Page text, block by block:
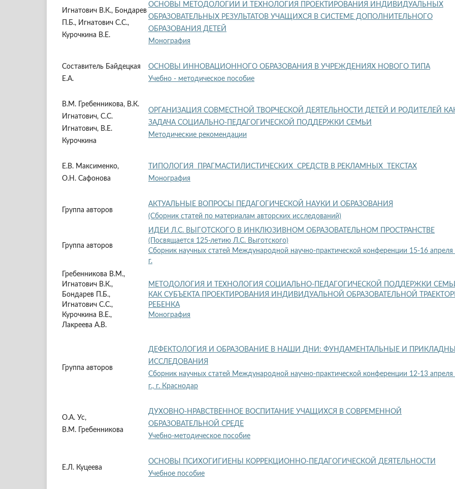
Игнатович В.К., Бондарев
П.Б., Игнатович С.С.,
Курочкина В.Е.
ОСНОВЫ МЕТОДОЛОГИИ И ТЕХНОЛОГИЯ ПРОЕКТИРОВАНИЯ ИНДИВИДУАЛЬНЫХ
ОБРАЗОВАТЕЛЬНЫХ РЕЗУЛЬТАТОВ УЧАЩИХСЯ В СИСТЕМЕ ДОПОЛНИТЕЛЬНОГО
ОБРАЗОВАНИЯ ДЕТЕЙ
Монография
Составитель Байдецкая
Е.А.
ОСНОВЫ ИННОВАЦИОННОГО ОБРАЗОВАНИЯ В УЧРЕЖДЕНИЯХ НОВОГО ТИПА
Учебно - методическое пособие
В.М. Гребенникова, В.К.
Игнатович, С.С.
Игнатович, В.Е.
Курочкина
ОРГАНИЗАЦИЯ СОВМЕСТНОЙ ТВОРЧЕСКОЙ ДЕЯТЕЛЬНОСТИ ДЕТЕЙ И РОДИТЕЛЕЙ
ЗАДАЧА СОЦИАЛЬНО-ПЕДАГОГИЧЕСКОЙ ПОДДЕРЖКИ СЕМЬИ
Методические рекомендации
Е.В. Максименко,
О.Н. Сафонова
ТИПОЛОГИЯ ПРАГМАСТИЛИСТИЧЕСКИХ СРЕДСТВ В РЕКЛАМНЫХ ТЕКСТАХ
Монография
Группа авторов
АКТУАЛЬНЫЕ ВОПРОСЫ ПЕДАГОГИЧЕСКОЙ НАУКИ И ОБРАЗОВАНИЯ
(Сборник статей по материалам авторских исследований)
Группа авторов
ИДЕИ Л.С. ВЫГОТСКОГО В ИНКЛЮЗИВНОМ ОБРАЗОВАТЕЛЬНОМ ПРОСТРАНСТВЕ
(Посвящается 125-летию Л.С. Выготского)
Сборник научных статей Международной научно-практической конференции 15-16 апреля
г.
Гребенникова В.М.,
Игнатович В.К.,
Бондарев П.Б.,
Игнатович С.С.,
Курочкина В.Е.,
Лакреева А.В.
МЕТОДОЛОГИЯ И ТЕХНОЛОГИЯ СОЦИАЛЬНО-ПЕДАГОГИЧЕСКОЙ ПОДДЕРЖКИ
КАК СУБЪЕКТА ПРОЕКТИРОВАНИЯ ИНДИВИДУАЛЬНОЙ ОБРАЗОВАТЕЛЬНОЙ
РЕБЕНКА
Монография
Группа авторов
ДЕФЕКТОЛОГИЯ И ОБРАЗОВАНИЕ В НАШИ ДНИ: ФУНДАМЕНТАЛЬНЫЕ И
ИССЛЕДОВАНИЯ
Сборник научных статей Международной научно-практической конференции 12-13 апреля
г., г. Краснодар
О.А. Ус,
В.М. Гребенникова
ДУХОВНО-НРАВСТВЕННОЕ ВОСПИТАНИЕ УЧАЩИХСЯ В СОВРЕМЕННОЙ
ОБРАЗОВАТЕЛЬНОЙ СРЕДЕ
Учебно-методическое пособие
Е.Л. Куцеева
ОСНОВЫ ПСИХОГИГИЕНЫ КОРРЕКЦИОННО-ПЕДАГОГИЧЕСКОЙ ДЕЯТЕЛЬНОСТИ
Учебное пособие